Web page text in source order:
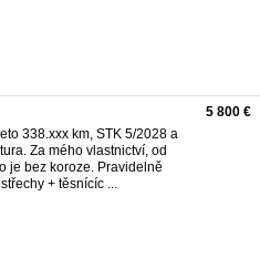
338.xxx km, STK 5/2028 a
Za mého vlastnictví, od
je bez koroze. Pravidelně
+ těsnícíc ...
5 800 €